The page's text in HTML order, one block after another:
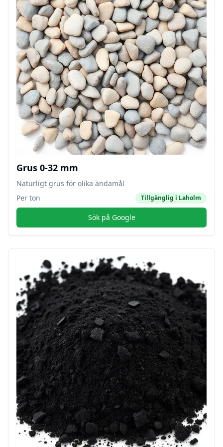
Grus 0-32 mm
Naturligt grus för olika ändamål
Per ton
Tillgänglig i Laholm
Sök på Google